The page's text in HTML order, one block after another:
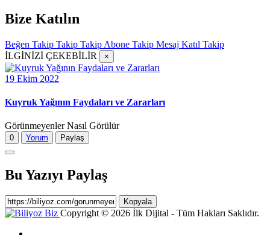
Bize Katılın
Beğen Takip Takip Takip Abone Takip Mesaj Katıl Takip
İLGİNİZİ ÇEKEBİLİR
×
19 Ekim 2022
Kuyruk Yağının Faydaları ve Zararları
Görünmeyenler Nasıl Görülür
0 Yorum Paylaş
Bu Yazıyı Paylaş
Kopyala
Copyright © 2026 İlk Dijital - Tüm Hakları Saklıdır.